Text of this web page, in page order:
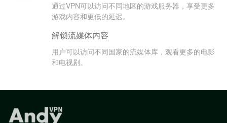
通过VPN可以访问不同地区的游戏服务器，享受更多
游戏内容和更低的延迟。
解锁流媒体内容
用户可以访问不同国家的流媒体库，观看更多的电影
和电视剧。